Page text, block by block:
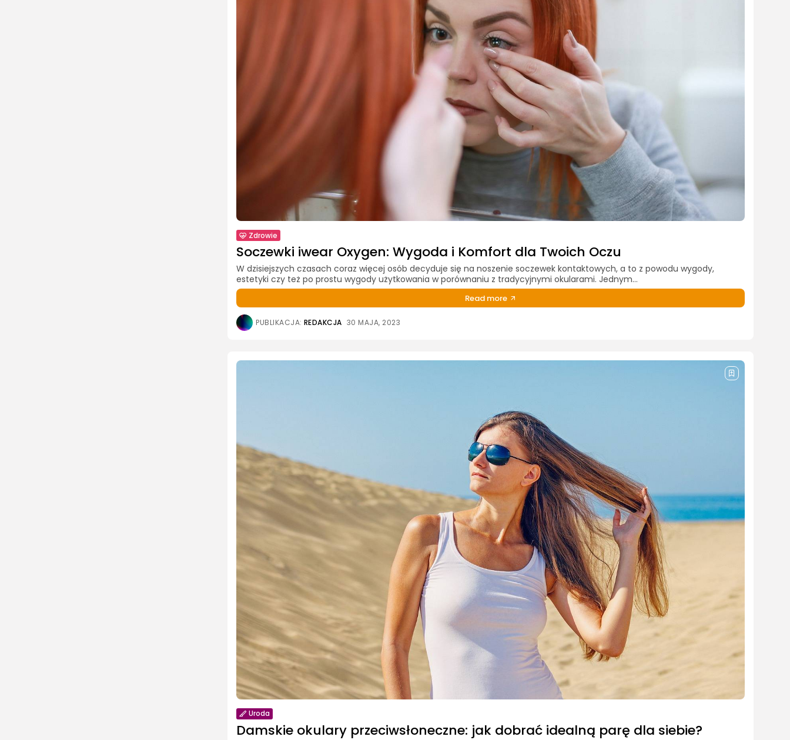
Zdrowie
Soczewki iwear Oxygen: Wygoda i Komfort dla Twoich Oczu
W dzisiejszych czasach coraz więcej osób decyduje się na noszenie soczewek kontaktowych, a to z powodu wygody,
estetyki czy też po prostu wygody użytkowania w porównaniu z tradycyjnymi okularami. Jednym...
Read more
PUBLIKACJA: REDAKCJA 30 MAJA, 2023
Uroda
Damskie okulary przeciwsłoneczne: jak dobrać idealną parę dla siebie?